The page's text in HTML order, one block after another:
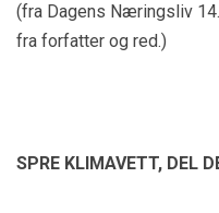
(fra Dagens Næringsliv
fra forfatter og red.)
SPRE KLIMAVETT, DEL